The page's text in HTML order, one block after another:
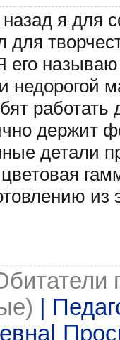
я для
для
его
недорогой
работать
держит
детали
цветовая
из
|